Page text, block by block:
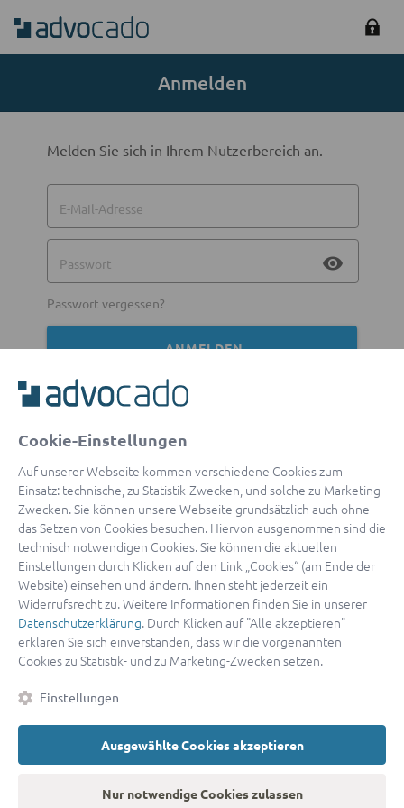
Anmelden
Melden Sie sich in Ihrem Nutzerbereich an.
E-Mail-Adresse
Passwort visibility
Passwort vergessen?
ANMELDEN
Mit Apple anmelden
Sign in with Google
By continuing, you are indicating that you accept ourTerms of
ServiceandPrivacy Policy.
Sie haben noch keinen Zugang?Hier registrieren
oder als Anwalt registrieren.
© 2026 advocado
Cookie-Einstellungen
Auf unserer Webseite kommen verschiedene Cookies zum
Einsatz: technische, zu Statistik-Zwecken, und solche zu Marketing-
Zwecken. Sie können unsere Webseite grundsätzlich auch ohne
das Setzen von Cookies besuchen. Hiervon ausgenommen sind die
technisch notwendigen Cookies. Sie können die aktuellen
Einstellungen durch Klicken auf den Link „Cookies“ (am Ende der
Website) einsehen und ändern. Ihnen steht jederzeit ein
Widerrufsrecht zu. Weitere Informationen finden Sie in unserer
Datenschutzerklärung. Durch Klicken auf "Alle akzeptieren"
erklären Sie sich einverstanden, dass wir die vorgenannten
Cookies zu Statistik- und zu Marketing-Zwecken setzen.
Einstellungen
Ausgewählte Cookies akzeptieren
Nur notwendige Cookies zulassen